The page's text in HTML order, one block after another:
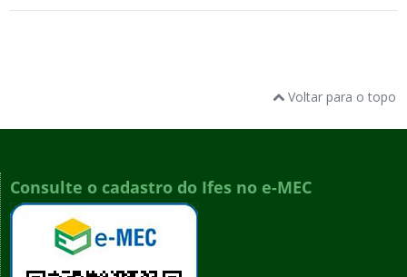
Voltar para o topo
Consulte o cadastro do Ifes no e-MEC